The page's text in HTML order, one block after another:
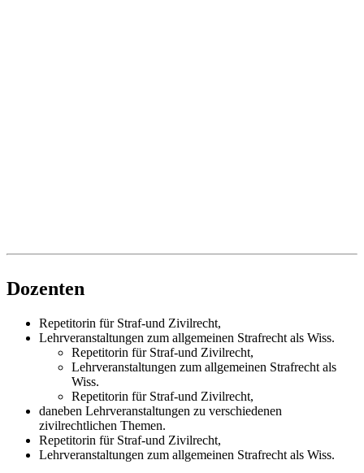
Dozenten
Repetitorin für Straf-und Zivilrecht,
Lehrveranstaltungen zum allgemeinen Strafrecht als Wiss.
Repetitorin für Straf-und Zivilrecht,
Lehrveranstaltungen zum allgemeinen Strafrecht als
Wiss.
Repetitorin für Straf-und Zivilrecht,
daneben Lehrveranstaltungen zu verschiedenen
zivilrechtlichen Themen.
Repetitorin für Straf-und Zivilrecht,
Lehrveranstaltungen zum allgemeinen Strafrecht als Wiss.